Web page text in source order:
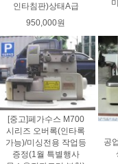
인타침판)상태A급
950,000원
[중고]페가수스 M700
시리즈 오버록(인타록
가능)/미싱전용 작업등
증정(1월 특별행사
공